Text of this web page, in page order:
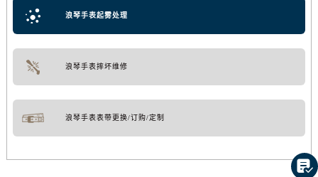
浪琴手表起雾处理
浪琴手表摔坏维修
浪琴手表表带更换/订购/定制
